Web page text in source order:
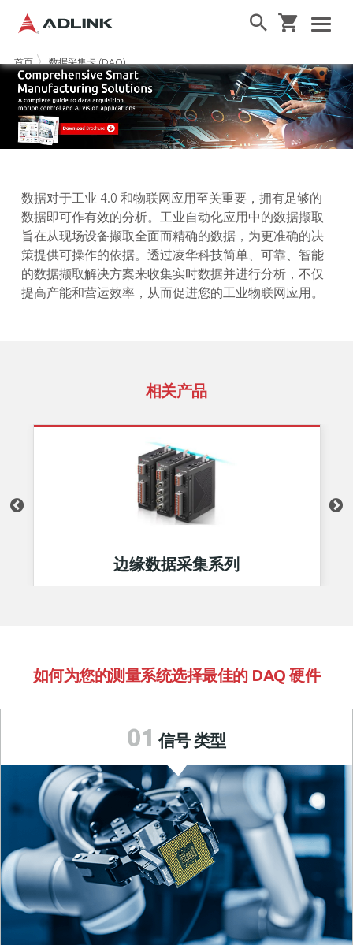
首页 数据采集卡 (DAQ)
数据对于工业 4.0 和物联网应用至关重要，拥有足够的
数据即可作有效的分析。工业自动化应用中的数据撷取
旨在从现场设备撷取全面而精确的数据，为更准确的决
策提供可操作的依据。透过凌华科技简单、可靠、智能
的数据撷取解决方案来收集实时数据并进行分析，不仅
提高产能和营运效率，从而促进您的工业物联网应用。
相关产品
边缘数据采集系列
如何为您的测量系统选择最佳的 DAQ 硬件
01 信号类型